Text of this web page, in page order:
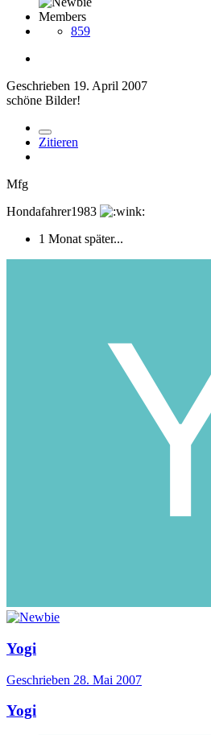
Members
859
Geschrieben 19. April 2007
schöne Bilder!
Zitieren
Mfg
Hondafahrer1983
1 Monat später...
Yogi
Geschrieben 28. Mai 2007
Yogi